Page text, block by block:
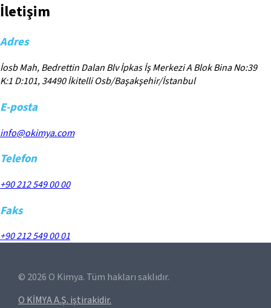
İletişim
Adres
İosb Mah, Bedrettin Dalan Blv İpkas İş Merkezi A Blok Bina No:39
K:1 D:101, 34490 İkitelli Osb/Başakşehir/İstanbul
E-posta
info@okimya.com
Telefon
+90 212 549 00 00
Faks
+90 212 549 00 01
© 2026 O Kimya. Tüm hakları saklıdır.
O KİMYA A.Ş. iştirakidir.